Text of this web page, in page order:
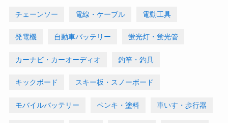
チェーンソー 電線・ケーブル 電動工具
発電機 自動車バッテリー 蛍光灯・蛍光管
カーナビ・カーオーディオ 釣竿・釣具
キックボード スキー板・スノーボード
モバイルバッテリー ペンキ・塗料 車いす・歩行器